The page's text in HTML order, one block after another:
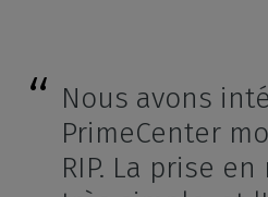
Nous avons
PrimeCenter
RIP. La prise